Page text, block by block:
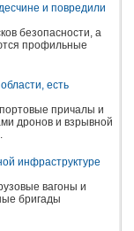
и повредили
безопасности, а
профильные
есть
причалы и
дронов и взрывной
инфраструктуре
вагоны и
бригады